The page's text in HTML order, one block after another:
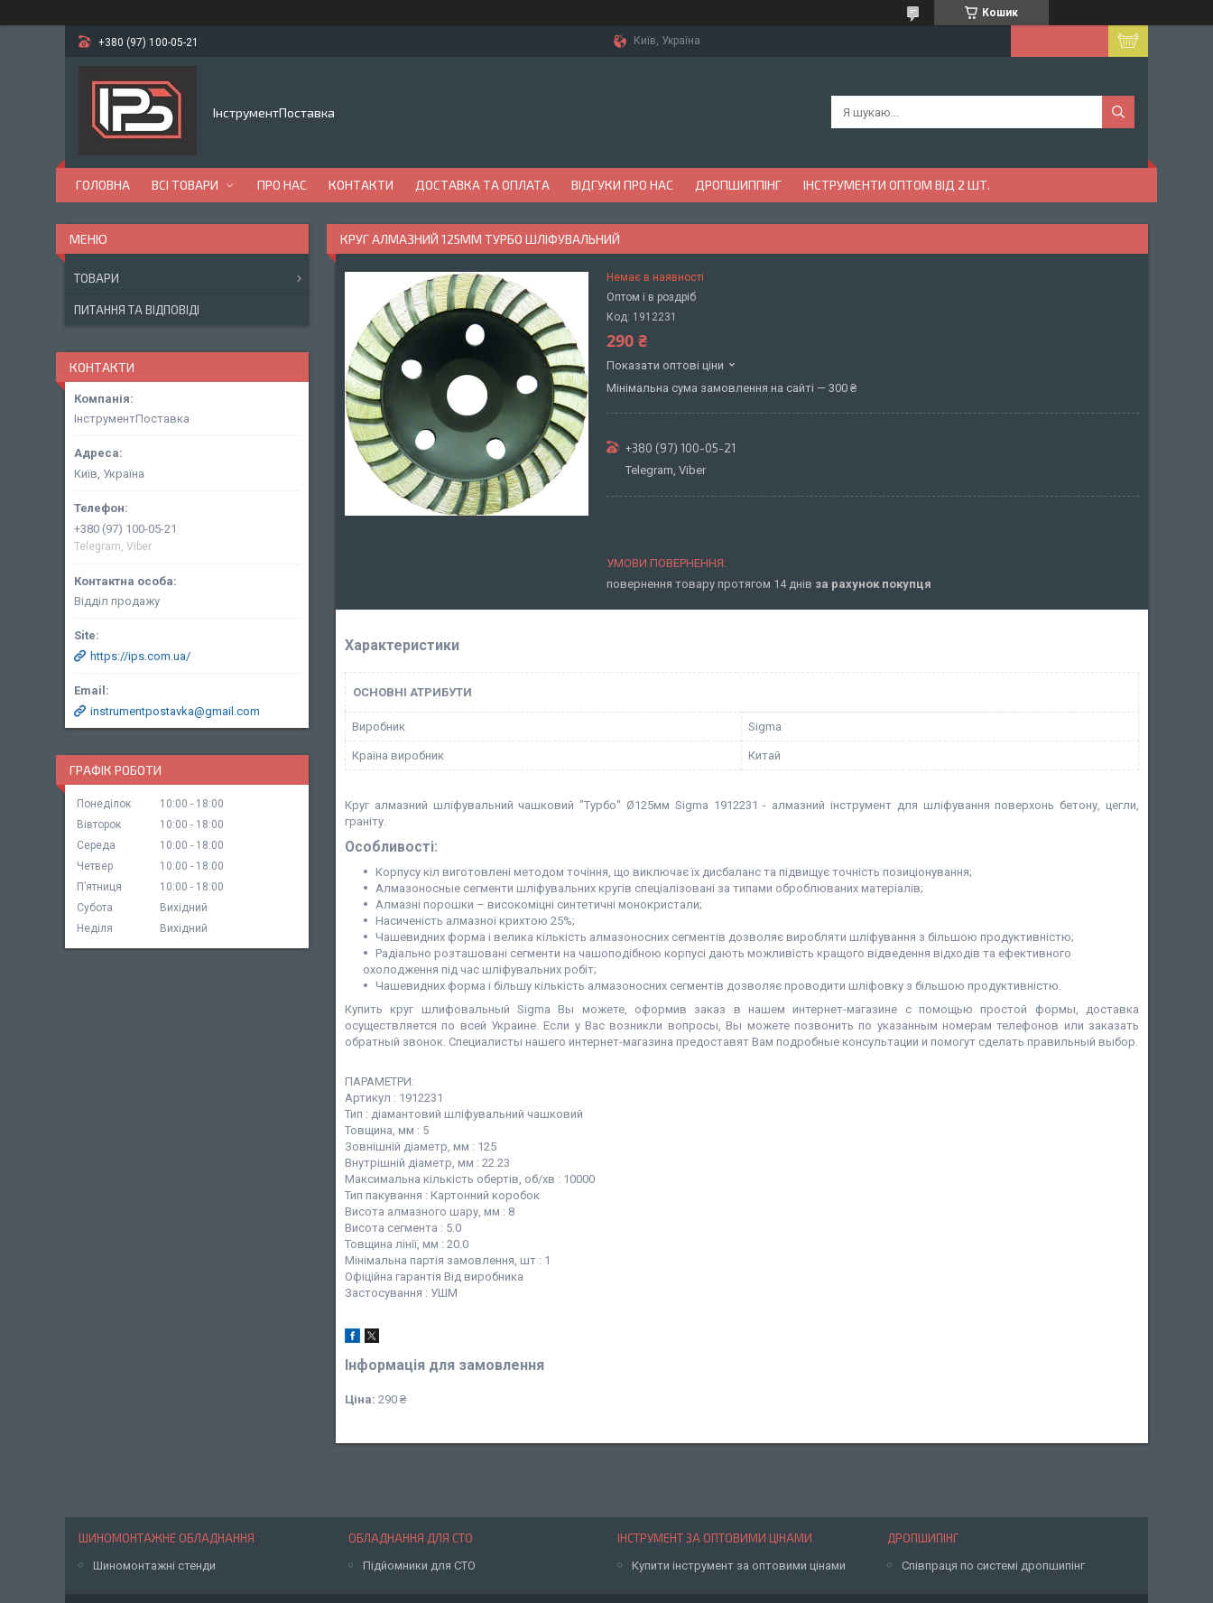
Кошик
+380 (97) 100-05-21 Київ, Україна
ІнструментПоставка
ГОЛОВНА ВСІ ТОВАРИ ПРО НАС КОНТАКТИ ДОСТАВКА ТА ОПЛАТА ВІДГУКИ ПРО НАС ДРОПШИППІНГ ІНСТРУМЕНТИ ОПТОМ ВІД 2 ШТ.
КРУГ АЛМАЗНИЙ 125ММ ТУРБО ШЛІФУВАЛЬНИЙ
Немає в наявності
Оптом і в роздріб
Код: 1912231
290 ₴
Показати оптові ціни
Мінімальна сума замовлення на сайті — 300 ₴
+380 (97) 100-05-21
Telegram, Viber
повернення товару протягом 14 днів за рахунок покупця
Характеристики
ОСНОВНІ АТРИБУТИ
Виробник Sigma
Країна виробник Китай
Круг алмазний шліфувальний чашковий "Турбо" Ø125мм Sigma 1912231 - алмазний інструмент для шліфування поверхонь бетону, цегли,
граніту.
Особливості:
Корпусу кіл виготовлені методом точіння, що виключає їх дисбаланс та підвищує точність позиціонування;
Алмазоносные сегменти шліфувальних кругів спеціалізовані за типами оброблюваних матеріалів;
Алмазні порошки – високоміцні синтетичні монокристали;
Насиченість алмазної крихтою 25%;
Чашевидних форма і велика кількість алмазоносних сегментів дозволяє виробляти шліфування з більшою продуктивністю;
Радіально розташовані сегменти на чашоподібною корпусі дають можливість кращого відведення відходів та ефективного
охолодження під час шліфувальних робіт;
Чашевидних форма і більшу кількість алмазоносних сегментів дозволяє проводити шліфовку з більшою продуктивністю.
Купить круг шлифовальный Sigma Вы можете, оформив заказ в нашем интернет-магазине с помощью простой формы, доставка
осуществляется по всей Украине. Если у Вас возникли вопросы, Вы можете позвонить по указанным номерам телефонов или заказать
обратный звонок. Специалисты нашего интернет-магазина предоставят Вам подробные консультации и помогут сделать правильный выбор.
ПАРАМЕТРИ:
Артикул : 1912231
Тип : діамантовий шліфувальний чашковий
Товщина, мм : 5
Зовнішній діаметр, мм : 125
Внутрішній діаметр, мм : 22.23
Максимальна кількість обертів, об/хв : 10000
Тип пакування : Картонний коробок
Висота алмазного шару, мм : 8
Висота сегмента : 5.0
Товщина лінії, мм : 20.0
Мінімальна партія замовлення, шт : 1
Офіційна гарантія Від виробника
Застосування : УШМ
Інформація для замовлення
Ціна: 290 ₴
ТОВАРИ
ПИТАННЯ ТА ВІДПОВІДІ
КОНТАКТИ
ІнструментПоставка
Київ, Україна
+380 (97) 100-05-21
Telegram, Viber
Відділ продажу
https://ips.com.ua/
instrumentpostavka@gmail.com
ГРАФІК РОБОТИ
Понеділок 10:00
18:00
Вівторок
10:00
18:00
Середа
10:00
18:00
Четвер
10:00
18:00
Пʼятниця
10:00
18:00
Субота
Вихідний
Неділя
Вихідний
ШИНОМОНТАЖНЕ ОБЛАДНАННЯ
Шиномонтажні стенди
ОБЛАДНАННЯ ДЛЯ СТО
Підйомники для СТО
ІНСТРУМЕНТ ЗА ОПТОВИМИ ЦІНАМИ
Купити інструмент за оптовими цінами
ДРОПШИПІНГ
Співпраця по системі дропшипінг